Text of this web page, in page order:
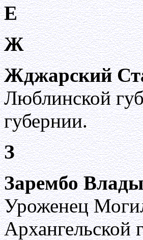
Е
Ж
Жджарский
Люблинской
губернии.
З
Зарембо
Уроженец
Архангельской